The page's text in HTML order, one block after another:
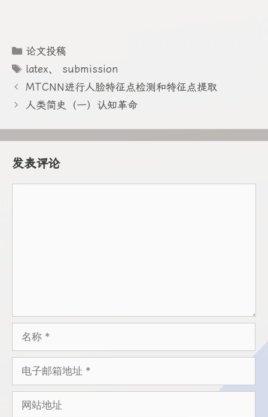
分
类
论文投稿
标
签
latex、 submission
MTCNN进行人脸特征点检测和特征点提取
人类简史（一）认知革命
发表评论
邮